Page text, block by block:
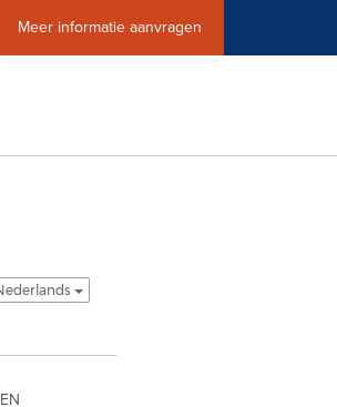
Meer informatie aanvragen